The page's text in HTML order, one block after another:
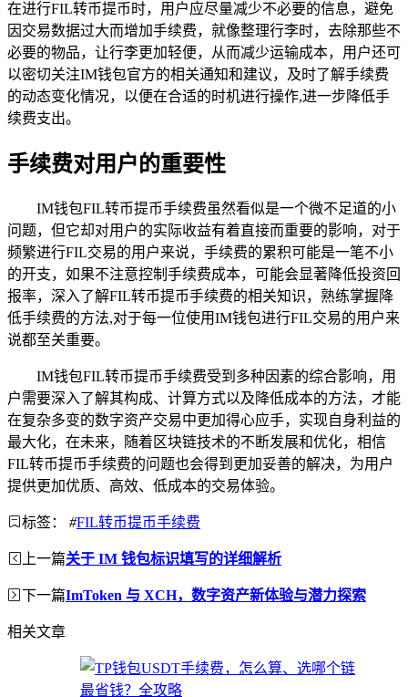
在进行FIL转币提币时，用户应尽量减少不必要的信息，避免
因交易数据过大而增加手续费，就像整理行李时，去除那些不
必要的物品，让行李更加轻便，从而减少运输成本，用户还可
以密切关注IM钱包官方的相关通知和建议，及时了解手续费
的动态变化情况，以便在合适的时机进行操作,进一步降低手
续费支出。
手续费对用户的重要性
IM钱包FIL转币提币手续费虽然看似是一个微不足道的小
问题，但它却对用户的实际收益有着直接而重要的影响，对于
频繁进行FIL交易的用户来说，手续费的累积可能是一笔不小
的开支，如果不注意控制手续费成本，可能会显著降低投资回
报率，深入了解FIL转币提币手续费的相关知识，熟练掌握降
低手续费的方法,对于每一位使用IM钱包进行FIL交易的用户来
说都至关重要。
IM钱包FIL转币提币手续费受到多种因素的综合影响，用
户需要深入了解其构成、计算方式以及降低成本的方法，才能
在复杂多变的数字资产交易中更加得心应手，实现自身利益的
最大化，在未来，随着区块链技术的不断发展和优化，相信
FIL转币提币手续费的问题也会得到更加妥善的解决，为用户
提供更加优质、高效、低成本的交易体验。
标签： #FIL转币提币手续费
上一篇关于 IM 钱包标识填写的详细解析
下一篇ImToken 与 XCH，数字资产新体验与潜力探索
相关文章